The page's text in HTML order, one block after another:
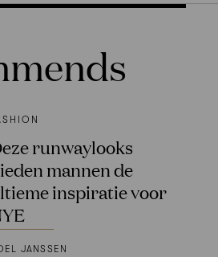
runwaylooks
mannen de
inspiratie voor
JANSSEN